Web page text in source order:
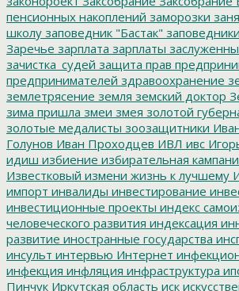
пенсионных накоплений заморозки
школу заповедник "Бастак" заповедники
Заречье зарплата зарплаты
зачистка_судей защита прав
предпринимателей здравоохранение
землетрясение земля земский доктор
зима пришла змеи змея золотой
золотые медалисты зоозащитники
Голунов Иван Проходцев ИВЛ ивс
идиш избиение избирательная
Известковый измени жизнь к лучшему
импорт инвалиды инвестирование
инвестиционные проекты индекс
человеческого развития индексация
развитие иностранные государства
инсульт интервью Интернет
инфекция инфляция инфраструктура
Пинчук Иркутская область иск